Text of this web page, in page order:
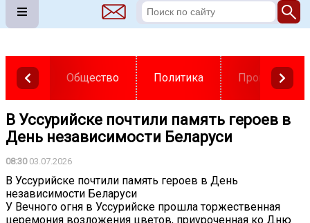
Общество Политика
В Уссурийске почтили память героев в
День независимости Беларуси
08:3003.07.2026
В Уссурийске почтили память героев в День
независимости Беларуси
У Вечного огня в Уссурийске прошла торжественная
церемония возложения цветов, приуроченная ко Дню